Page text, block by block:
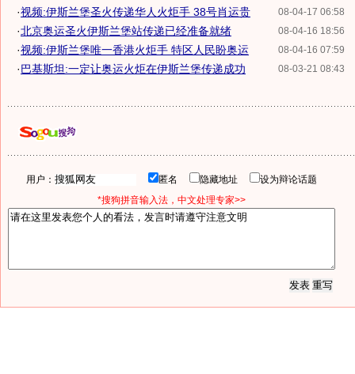
08-04-17 06:58
·视频:伊斯兰堡圣火传递华人火炬手 38号肖运贵
08-04-16 18:56
·北京奥运圣火伊斯兰堡站传递已经准备就绪
08-04-16 07:59
·视频:伊斯兰堡唯一香港火炬手 特区人民盼奥运
08-03-21 08:43
·巴基斯坦:一定让奥运火炬在伊斯兰堡传递成功
用户： 匿名 隐藏地址
设为辩论话题
*搜狗拼音输入法，中文处理专家>>